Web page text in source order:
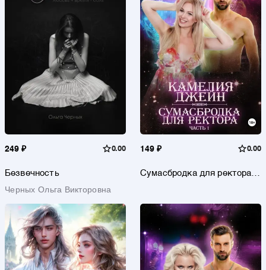
249 ₽ 0.00
Безвечность
Черных Ольга Викторовна
149 ₽ 0.00
Сумасбродка для ректора.